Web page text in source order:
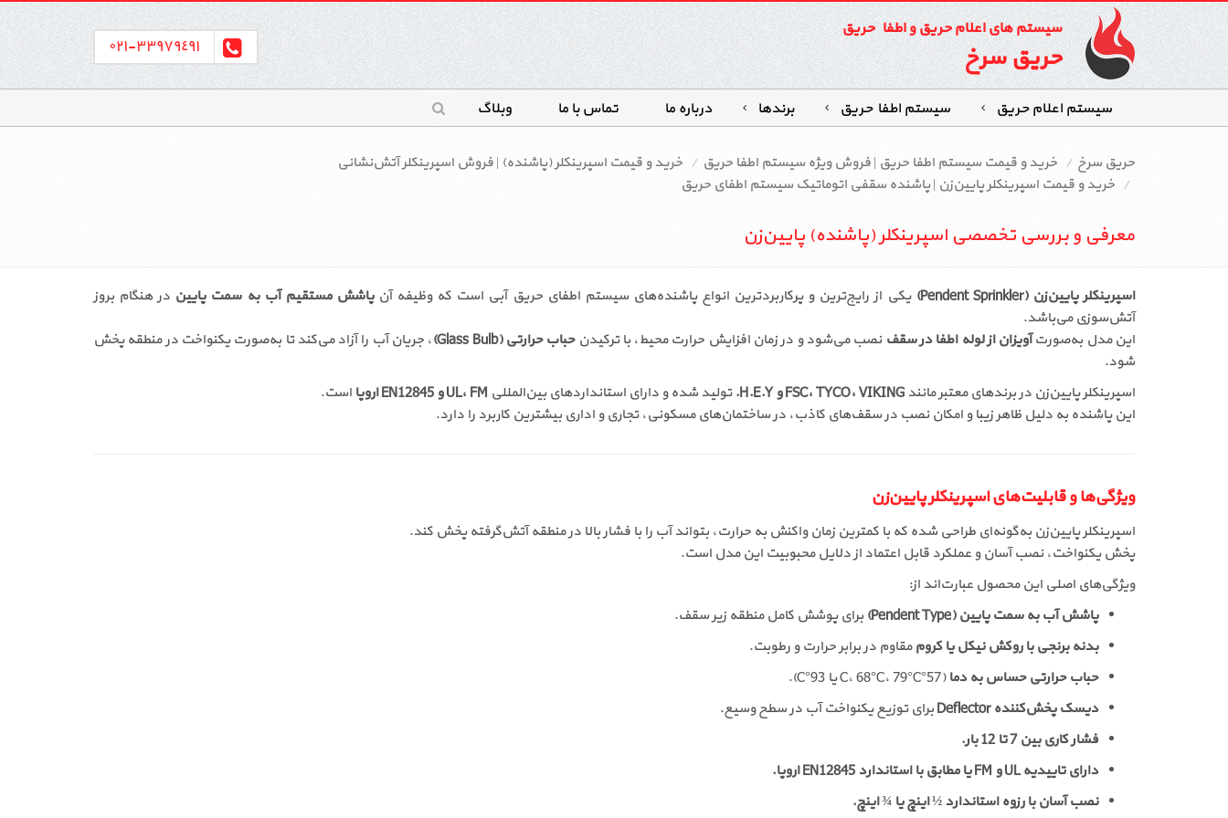
سیستم های اعلام حریق و اطفاء حریق
حریق سرخ ٣٣٩٧٩٤٩١-٠٢١
سیستم اعلام حریق سیستم اطفاءحریق برندها درباره ما تماس با ما وبلاگ
حریق سرخ خرید و قیمت سیستم اطفا حریق | فروش ویژه سیستم اطفا حریق
خرید و قیمت اسپرینکلر (پاشنده) | فروش اسپرینکلر آتش‌نشانی
خرید و قیمت اسپرینکلر پایین‌زن | پاشنده سقفی اتوماتیک سیستم اطفای حریق
معرفی و بررسی تخصصی اسپرینکلر (پاشنده) پایین‌زن
اسپرینکلر پایین‌زن (Pendent Sprinkler) یکی از رایج‌ترین و پرکاربردترین انواع پاشنده‌های سیستم اطفای حریق آبی است که وظیفه آنپاشش مستقیم آب به سمت پایین در هنگام بروز
آتش‌سوزی می‌باشد.
این مدل به‌صورتآویزان از لوله اطفا در سقف نصب می‌شود و در زمان افزایش حرارت محیط، با ترکیدنحباب حرارتی (Glass Bulb)
، جریان آب را آزاد می‌کند تا به‌صورت یکنواخت در منطقه پخش
شود.
اسپرینکلر پایین‌زن در برندهای معتبر مانند FSC، TYCO، VIKING و H.E.Y. تولید شده و دارای استانداردهای بین‌المللی UL، FM و EN12845 اروپا
است.
این پاشنده به دلیل ظاهر زیبا و امکان نصب در سقف‌های کاذب، در ساختمان‌های مسکونی، تجاری و اداری بیشترین کاربرد را دارد.
ویژگی‌ها و قابلیت‌های اسپرینکلر پایین‌زن
اسپرینکلر پایین‌زن به‌گونه‌ای طراحی شده که با کمترین زمان واکنش به حرارت، بتواند آب را با فشار بالا در منطقه آتش‌گرفته پخش کند.
پخش یکنواخت، نصب آسان و عملکرد قابل اعتماد از دلایل محبوبیت این مدل است.
ویژگی‌های اصلی این محصول عبارت‌اند از:
پاشش آب به سمت پایین (Pendent Type)
برای پوشش کامل منطقه زیر سقف.
بدنه برنجی با روکش نیکل یا کروممقاوم در برابر حرارت و رطوبت.
حباب حرارتی حساس به دما(57°C، 68°C، 79°C یا 93°C).
دیسک پخش‌کننده Deflector
برای توزیع یکنواخت آب در سطح وسیع.
فشار کاری بین 7 تا 12 بار.
دارای تاییدیه UL و FM یا مطابق با استاندارد EN12845 اروپا.
نصب آسان با رزوه استاندارد ½ اینچ یا ¾ اینچ.